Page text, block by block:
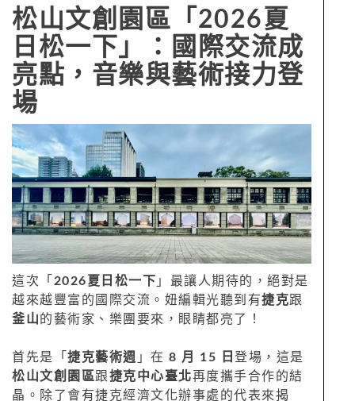
松山文創園區「2026夏
日松一下」：國際交流成
亮點，音樂與藝術接力登
場
這次「 2026夏日松一下 」最讓人期待的，絕對是
越來越豐富的國際交流。妞編輯光聽到有捷克跟
釜山 的藝術家、樂團要來，眼睛都亮了！
首先是「 捷克藝術週 」在 8 月 15 日 登場，這是
松山文創園區跟捷克中心臺北再度攜手合作的結
晶。除了會有捷克經濟文化辦事處的代表來揭